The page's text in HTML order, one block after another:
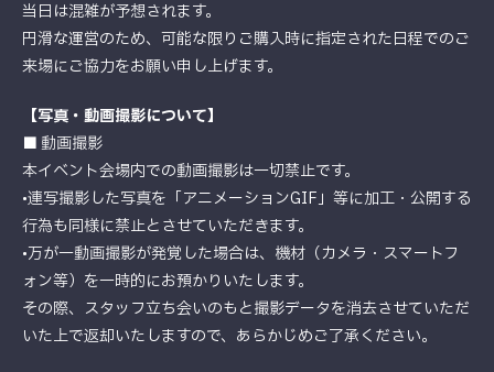
当日は混雑が予想されます。
円滑な運営のため、可能な限りご購入時に指定された日程でのご
来場にご協力をお願い申し上げます。
【写真・動画撮影について】
■ 動画撮影
本イベント会場内での動画撮影は一切禁止です。
•連写撮影した写真を「アニメーションGIF」等に加工・公開する
行為も同様に禁止とさせていただきます。
•万が一動画撮影が発覚した場合は、機材（カメラ・スマートフ
ォン等）を一時的にお預かりいたします。
その際、スタッフ立ち会いのもと撮影データを消去させていただ
いた上で返却いたしますので、あらかじめご了承ください。